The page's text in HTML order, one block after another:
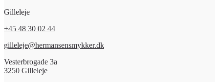
Gilleleje
+45 48 30 02 44
gilleleje@hermansensmykker.dk
Vesterbrogade 3a
3250 Gilleleje